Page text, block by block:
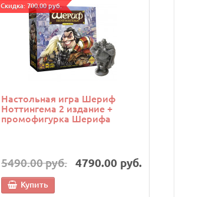
Cкидка: 700.00 руб.
Настольная игра Шериф
Ноттингема 2 издание +
промофигурка Шерифа
5490.00 руб. 4790.00 руб.
Купить